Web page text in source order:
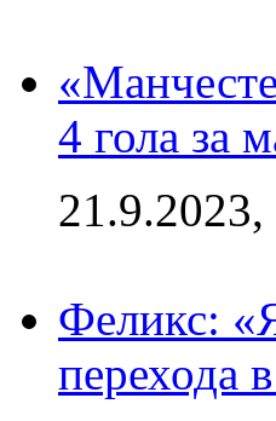
4 гола за
21.9.2023,
Феликс:
перехода